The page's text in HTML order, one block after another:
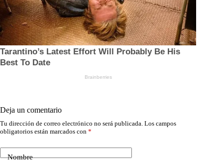
Deja un comentario
Tu dirección de correo electrónico no será publicada. Los campos
obligatorios están marcados con *
Nombre